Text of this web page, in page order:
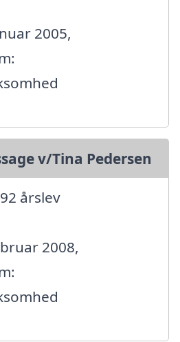
2005,
v/Tina Pedersen
årslev
2008,